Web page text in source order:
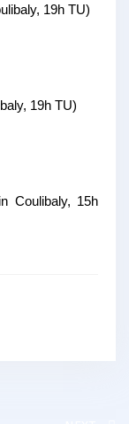
19h TU)
19h TU)
Coulibaly, 15h